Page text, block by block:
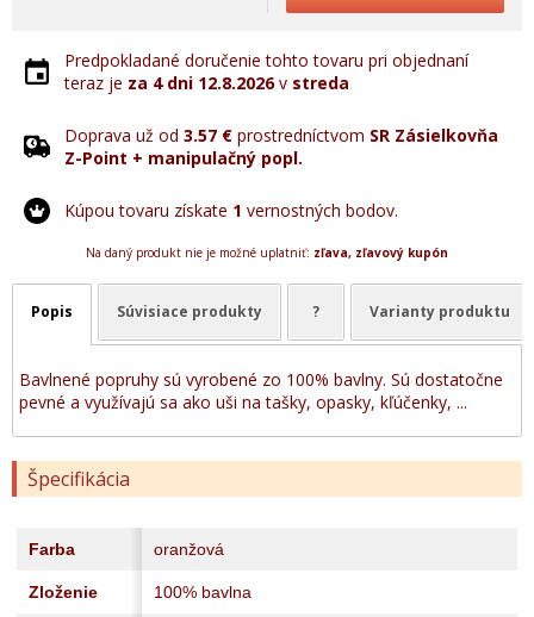
Predpokladané doručenie tohto tovaru pri objednaní
teraz je za 4 dni 12.8.2026v streda
Doprava už od 3.57 € prostredníctvom SR Zásielkovňa
Z-Point + manipulačný popl.
Kúpou tovaru získate 1 vernostných bodov.
Na daný produkt nie je možné uplatniť: zľava, zľavový kupón
Popis Súvisiace produkty ? Varianty produktu
Bavlnené popruhy sú vyrobené zo 100% bavlny. Sú dostatočne
pevné a využívajú sa ako uši na tašky, opasky, kľúčenky, ...
Špecifikácia
Farba oranžová
Zloženie 100% bavlna